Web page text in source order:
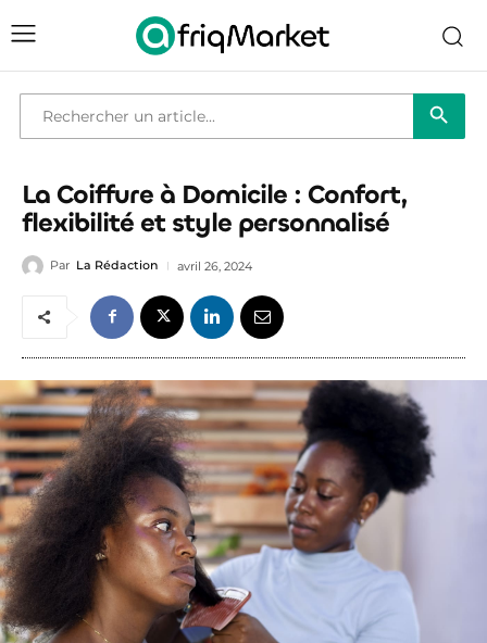
Recherche
:
Bouton de
La Coiffure à Domicile : Confort,
flexibilité et style personnalisé
Par La Rédaction avril 26, 2024